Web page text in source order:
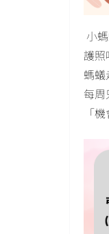
小
護照
螞蟻
每
「